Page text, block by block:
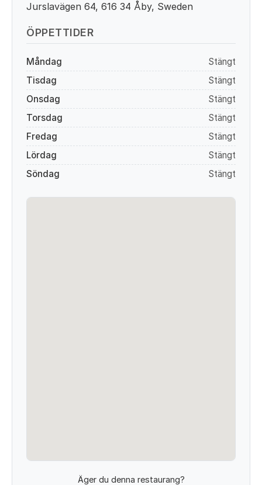
Jurslavägen 64, 616 34 Åby, Sweden
ÖPPETTIDER
Måndag
Stängt
Tisdag
Stängt
Onsdag
Stängt
Torsdag
Stängt
Fredag
Stängt
Lördag
Stängt
Söndag
Stängt
Äger du denna restaurang?